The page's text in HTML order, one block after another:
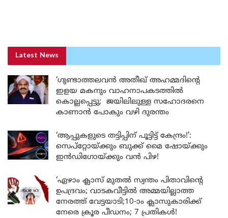
Latest News
‘ഗുണ്ടാത്തലവൻ അതീഖ് അഹമ്മദിന്റെ
ഇളയ മകനും വാഹനാപകടത്തിൽ
കൊല്ലപ്പെട്ടു; ജയിലിലുള്ള സഹോദരനെ
കാണാൻ പോകും വഴി ദുരന്തം
‘ആപ്പുകളുടെ തട്ടിപ്പിന് പൂട്ടിട്ട് കേന്ദ്രം!’:
സെപ്റ്റോയ്ക്കും ബുക്ക് മൈ ഷോയ്ക്കും
ഇൻഡിഗോയ്ക്കും വൻ പിഴ!
‘ഏഴാം ക്ലാസ് മുതൽ സ്വന്തം പിതാവിന്റെ
ഉപദ്രവം; വാടകവീട്ടിൽ അമ്മയില്ലാത്ത
നേരത്ത് വേട്ടയാടി;10-ാം ക്ലാസുകാരിക്ക്
നേരെ ക്രൂര പീഡനം; 7 പ്രതികൾ!